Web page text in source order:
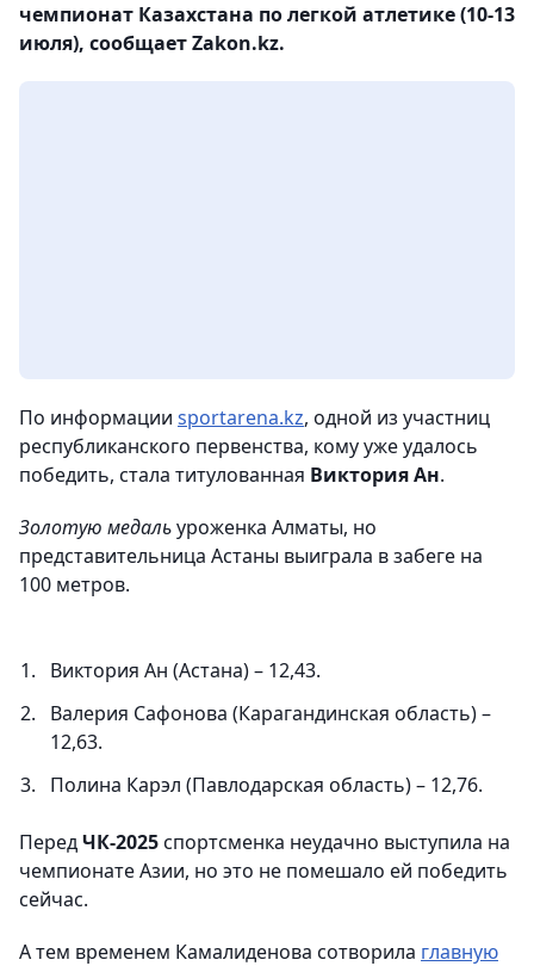
чемпионат Казахстана по легкой атлетике (10-13
июля), сообщает Zakon.kz.
По информации sportarena.kz, одной из участниц
республиканского первенства, кому уже удалось
победить, стала титулованная Виктория Ан.
Золотую медальуроженка Алматы, но
представительница Астаны выиграла в забеге на
100 метров.
Виктория Ан (Астана) – 12,43.
Валерия Сафонова (Карагандинская область) –
12,63.
Полина Карэл (Павлодарская область) – 12,76.
ПередЧК-2025спортсменка неудачно выступила на
чемпионате Азии, но это не помешало ей победить
сейчас.
А тем временем Камалиденова сотворила главную